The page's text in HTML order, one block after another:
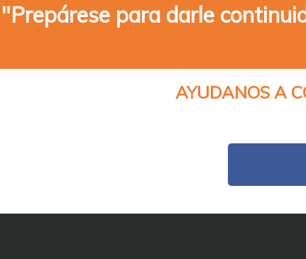
"Prepárese para darle
AYUDANOS A